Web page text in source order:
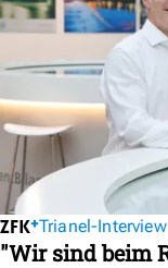
Trianel-Interview
"Wir sind beim